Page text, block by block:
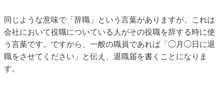
同じような意味で「辞職」という言葉がありますが、これは
会社において役職についている人がその役職を辞する時に使
う言葉です。ですから、一般の職員であれば「◯月◯日に退
職をさせてください」と伝え、退職届を書くことになりま
す。